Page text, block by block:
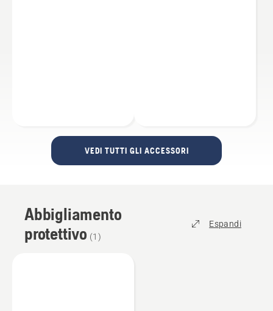
VEDI TUTTI GLI ACCESSORI
Abbigliamento
protettivo (1 )
Espandi